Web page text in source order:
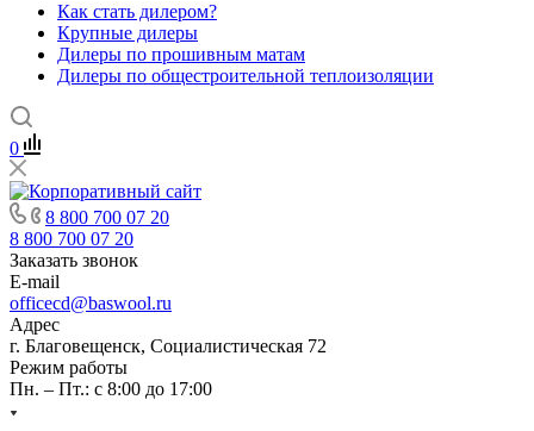
Как стать дилером?
Крупные дилеры
Дилеры по прошивным матам
Дилеры по общестроительной теплоизоляции
0
8 800 700 07 20
8 800 700 07 20
Заказать звонок
E-mail
officecd@baswool.ru
Адрес
г. Благовещенск, Социалистическая 72
Режим работы
Пн. – Пт.: с 8:00 до 17:00